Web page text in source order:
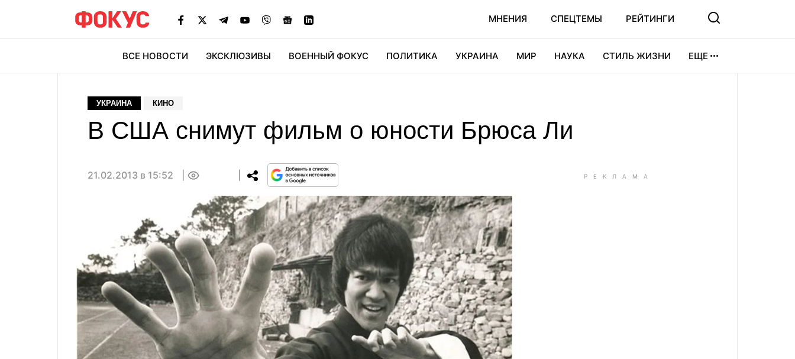
МНЕНИЯ СПЕЦТЕМЫ РЕЙТИНГИ
ВСЕ НОВОСТИ ЭКСКЛЮЗИВЫ ВОЕННЫЙ ФОКУС ПОЛИТИКА УКРАИНА МИР НАУКА СТИЛЬ ЖИЗНИ ЕЩЕ
УКРАИНА КИНО
В США снимут фильм о юности Брюса Ли
21.02.2013 в 15:52